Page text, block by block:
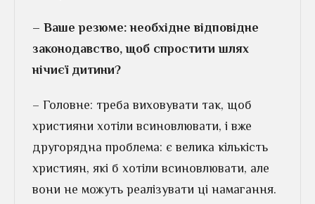
– Ваше резюме: необхідне відповідне
законодавство, щоб спростити шлях
нічиєї дитини?
– Головне: треба виховувати так, щоб
християни хотіли всиновлювати, і вже
другорядна проблема: є велика кількість
християн, які б хотіли всиновлювати, але
вони не можуть реалізувати ці намагання.